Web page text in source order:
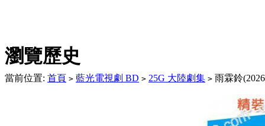
瀏覽歷史
當前位置: 首頁 > 藍光電視劇 BD > 25G 大陸劇集 > 雨霖鈴